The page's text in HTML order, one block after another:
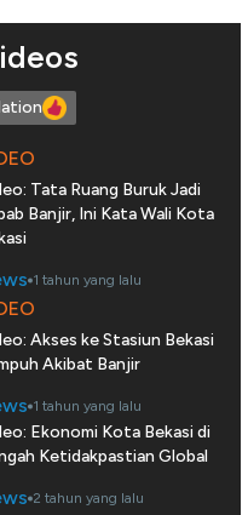
Tata Ruang Buruk Jadi
Banjir, Ini Kata Wali Kota
1 tahun yang lalu
Akses ke Stasiun Bekasi
Akibat Banjir
1 tahun yang lalu
Ekonomi Kota Bekasi di
Ketidakpastian Global
2 tahun yang lalu